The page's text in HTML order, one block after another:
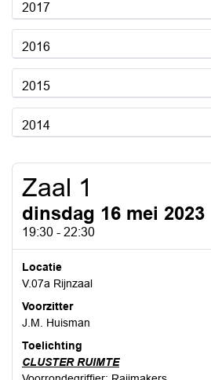
2017
2016
2015
2014
Zaal 1
dinsdag 16 mei 2023
19:30 - 22:30
Locatie
V.07a Rijnzaal
Voorzitter
J.M. Huisman
Toelichting
CLUSTER RUIMTE